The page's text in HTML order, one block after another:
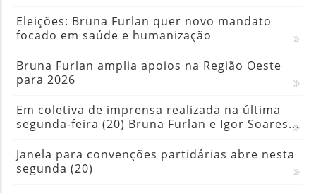
Eleições: Bruna Furlan quer novo mandato
focado em saúde e humanização
Bruna Furlan amplia apoios na Região Oeste
para 2026
Em coletiva de imprensa realizada na última
segunda-feira (20) Bruna Furlan e Igor Soares...
Janela para convenções partidárias abre nesta
segunda (20)